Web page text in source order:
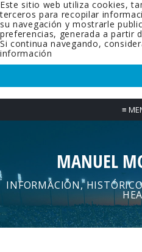
Este sitio web utiliza cookies,
terceros para recopilar
su navegación y mostrarle
preferencias, generada a partir
Si continua navegando,
información
≡
MANUEL
INFORMACIÓN,